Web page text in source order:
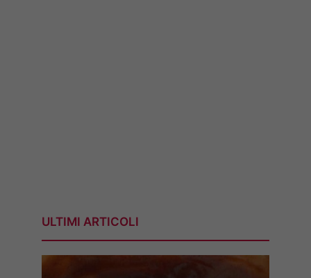
ULTIMI ARTICOLI